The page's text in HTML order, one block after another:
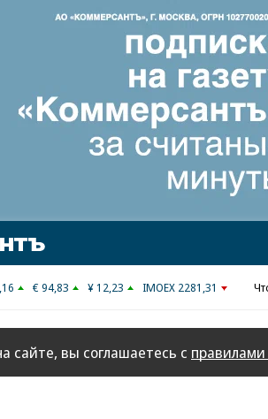
€ 94,83 ¥ 12,23 IMOEX 2281,31
сайте, вы соглашаетесь с правилами